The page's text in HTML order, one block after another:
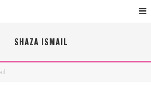
SHAZA ISMAIL